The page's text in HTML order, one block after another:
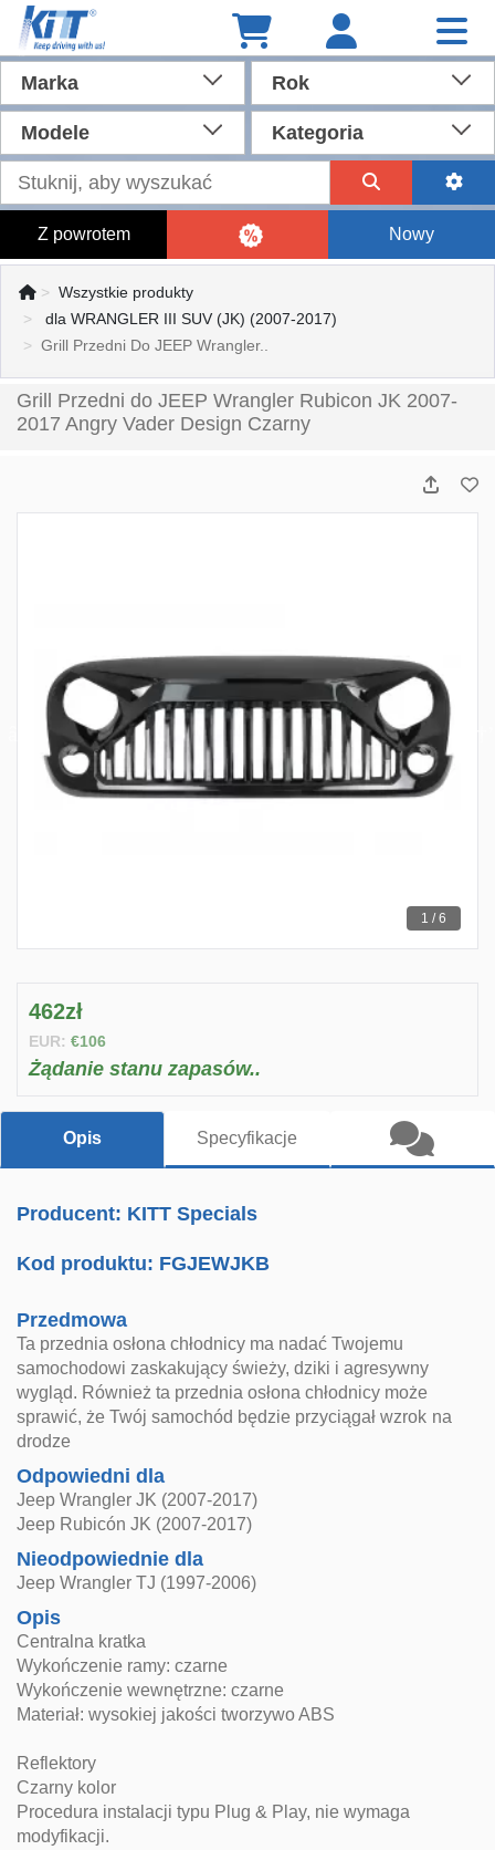
Marka Rok
Modele Kategoria
Z powrotem Nowy
Wszystkie produkty
dla WRANGLER III SUV (JK) (2007-2017)
Grill Przedni Do JEEP Wrangler..
Grill Przedni do JEEP Wrangler Rubicon JK 2007-
2017 Angry Vader Design Czarny
1 / 6
462zł
EUR: €106
Żądanie stanu zapasów..
Opis Specyfikacje
Producent: KITT Specials
Kod produktu: FGJEWJKB
Przedmowa
Ta przednia osłona chłodnicy ma nadać Twojemu
samochodowi zaskakujący świeży, dziki i agresywny
wygląd. Również ta przednia osłona chłodnicy może
sprawić, że Twój samochód będzie przyciągał wzrok na
drodze
Odpowiedni dla
Jeep Wrangler JK (2007-2017)
Jeep Rubicón JK (2007-2017)
Nieodpowiednie dla
Jeep Wrangler TJ (1997-2006)
Opis
Centralna kratka
Wykończenie ramy: czarne
Wykończenie wewnętrzne: czarne
Materiał: wysokiej jakości tworzywo ABS
Reflektory
Czarny kolor
Procedura instalacji typu Plug & Play, nie wymaga
modyfikacji.